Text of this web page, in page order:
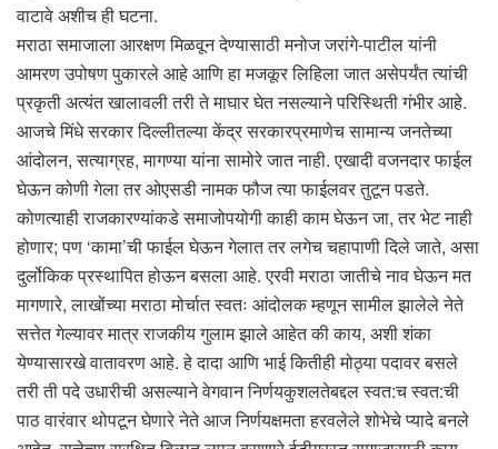
वाटावे अशीच ही घटना.
मराठा समाजाला आरक्षण मिळवून देण्यासाठी मनोज जरांगे-पाटील यांनी
आमरण उपोषण पुकारले आहे आणि हा मजकूर लिहिला जात असेपर्यंत त्यांची
प्रकृती अत्यंत खालावली तरी ते माघार घेत नसल्याने परिस्थिती गंभीर आहे.
आजचे मिंधे सरकार दिल्लीतल्या केंद्र सरकारप्रमाणेच सामान्य जनतेच्या
आंदोलन, सत्याग्रह, मागण्या यांना सामोरे जात नाही. एखादी वजनदार फाईल
घेऊन कोणी गेला तर ओएसडी नामक फौज त्या फाईलवर तुटून पडते.
कोणत्याही राजकारण्यांकडे समाजोपयोगी काही काम घेऊन जा, तर भेट नाही
होणार; पण ‘कामा’ची फाईल घेऊन गेलात तर लगेच चहापाणी दिले जाते, असा
दुर्लोकिक प्रस्थापित होऊन बसला आहे. एरवी मराठा जातीचे नाव घेऊन मत
मागणारे, लाखोंच्या मराठा मोर्चात स्वतः आंदोलक म्हणून सामील झालेले नेते
सत्तेत गेल्यावर मात्र राजकीय गुलाम झाले आहेत की काय, अशी शंका
येण्यासारखे वातावरण आहे. हे दादा आणि भाई कितीही मोठ्या पदावर बसले
तरी ती पदे उधारीची असल्याने वेगवान निर्णयकुशलतेबद्दल स्वत:च स्वत:ची
पाठ वारंवार थोपटून घेणारे नेते आज निर्णयक्षमता हरवलेले शोभेचे प्यादे बनले